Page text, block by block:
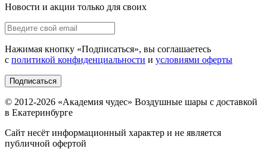
Новости и акции только для своих
Нажимая кнопку «Подписаться», вы соглашаетесь
с политикой конфиденциальности и условиями оферты
Подписаться
© 2012-2026 «Академия чудес» Воздушные шары с доставкой
в Екатеринбурге
Сайт несёт информационный характер и не является
публичной офертой